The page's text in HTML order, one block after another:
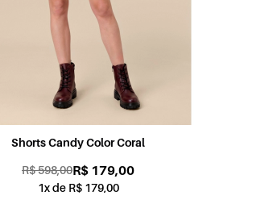
Shorts Sabrina Jogging Color Rosa
R$ 598,00R$ 179,00
1x de R$ 179,00